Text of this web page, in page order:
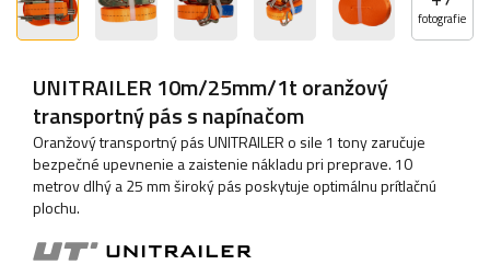
fotografie
UNITRAILER 10m/25mm/1t oranžový
transportný pás s napínačom
Oranžový transportný pás UNITRAILER o sile 1 tony zaručuje
bezpečné upevnenie a zaistenie nákladu pri preprave. 10
metrov dlhý a 25 mm široký pás poskytuje optimálnu prítlačnú
plochu.